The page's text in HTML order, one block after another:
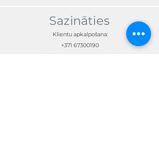
Sazināties
Klientu apkalpošana:
+371 67300190
skandimotors@skandimotors.lv